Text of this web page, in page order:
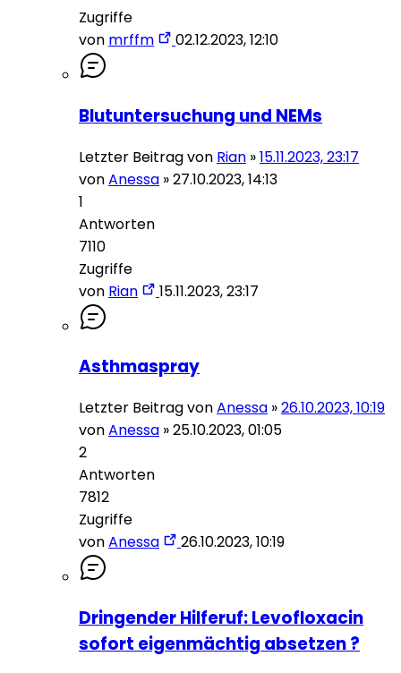
Zugriffe
von mrffm 02.12.2023, 12:10
Blutuntersuchung und NEMs
Letzter Beitrag von Rian »15.11.2023, 23:17
vonAnessa »27.10.2023, 14:13
1
Antworten
7110
Zugriffe
von Rian 15.11.2023, 23:17
Asthmaspray
Letzter Beitrag vonAnessa »26.10.2023, 10:19
vonAnessa »25.10.2023, 01:05
2
Antworten
7812
Zugriffe
vonAnessa 26.10.2023, 10:19
Dringender Hilferuf: Levofloxacin
sofort eigenmächtig absetzen ?